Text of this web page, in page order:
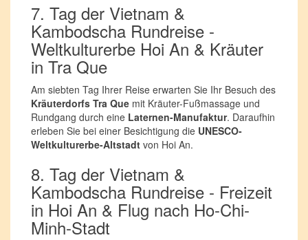
7. Tag der Vietnam &
Kambodscha Rundreise -
Weltkulturerbe Hoi An & Kräuter
in Tra Que
Am siebten Tag Ihrer Reise erwarten Sie Ihr Besuch des
Kräuterdorfs Tra Que mit Kräuter-Fußmassage und
Rundgang durch eine Laternen-Manufaktur. Daraufhin
erleben Sie bei einer Besichtigung die UNESCO-
Weltkulturerbe-Altstadt von Hoi An.
8. Tag der Vietnam &
Kambodscha Rundreise - Freizeit
in Hoi An & Flug nach Ho-Chi-
Minh-Stadt